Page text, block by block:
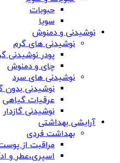
حبوبات
سویا
نوشیدنی و دمنوش
نوشیدنی های گرم
پودر نوشیدنی
چای و دمنوش
نوشیدنی های سرد
نوشیدنی بدون
عرقیات گیاهی
نوشیدنی گازدار
آرایشی بهداشتی
بهداشت فردی
مراقبت از
اسپری،عطر و